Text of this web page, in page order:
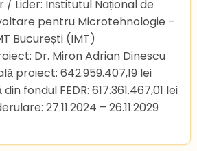
Lider: Institutul Național de
pentru Microtehnologie –
București (IMT)
Dr. Miron Adrian Dinescu
proiect: 642.959.407,19 lei
fondul FEDR: 617.361.467,01 lei
27.11.2024 – 26.11.2029